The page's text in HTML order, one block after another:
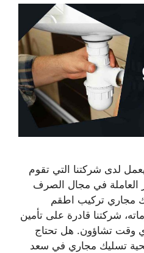
لدى شركتنا التي تقوم
العاملة في مجال الصرف
مجاري تركيب اطقم
شركتنا قادرة على تأمين
تشاؤون. هل تحتاج
تسليك مجاري في سعد